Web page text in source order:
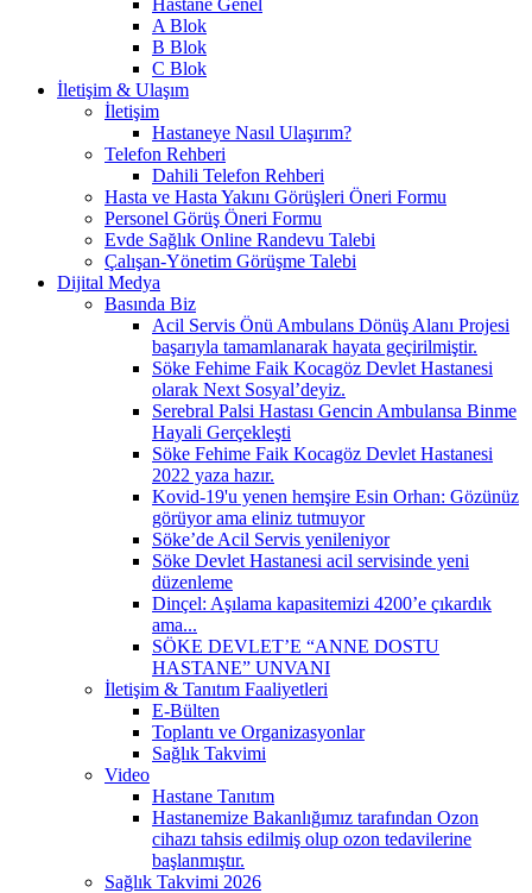
A Blok
B Blok
C Blok
İletişim & Ulaşım
İletişim
Hastaneye Nasıl Ulaşırım?
Telefon Rehberi
Dahili Telefon Rehberi
Hasta ve Hasta Yakını Görüşleri Öneri Formu
Personel Görüş Öneri Formu
Evde Sağlık Online Randevu Talebi
Çalışan-Yönetim Görüşme Talebi
Dijital Medya
Basında Biz
Acil Servis Önü Ambulans Dönüş Alanı Projesi
başarıyla tamamlanarak hayata geçirilmiştir.
Söke Fehime Faik Kocagöz Devlet Hastanesi
olarak Next Sosyal’deyiz.
Serebral Palsi Hastası Gencin Ambulansa Binme
Hayali Gerçekleşti
Söke Fehime Faik Kocagöz Devlet Hastanesi
2022 yaza hazır.
Kovid-19'u yenen hemşire Esin Orhan: Gözünüz
görüyor ama eliniz tutmuyor
Söke’de Acil Servis yenileniyor
Söke Devlet Hastanesi acil servisinde yeni
düzenleme
Dinçel: Aşılama kapasitemizi 4200’e çıkardık
ama...
SÖKE DEVLET’E “ANNE DOSTU
HASTANE” UNVANI
İletişim & Tanıtım Faaliyetleri
E-Bülten
Toplantı ve Organizasyonlar
Sağlık Takvimi
Video
Hastane Tanıtım
Hastanemize Bakanlığımız tarafından Ozon
cihazı tahsis edilmiş olup ozon tedavilerine
başlanmıştır.
Sağlık Takvimi 2026